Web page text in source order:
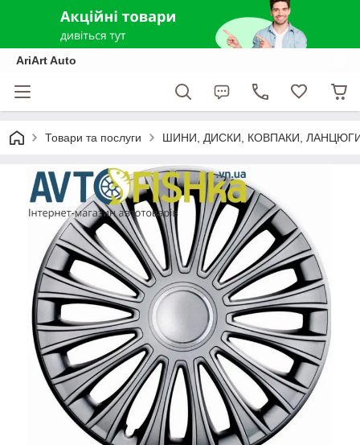
AriArt Auto
Товари та послуги ШИНИ, ДИСКИ, КОВПАКИ,